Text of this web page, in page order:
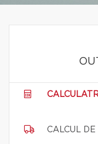
CALCUL